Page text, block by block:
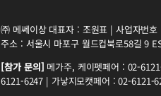
㈜ 메쎄이상 대표자 : 조원표 | 사업자번
주소 : 서울시 마포구 월드컵북로58길 9
[참가 문의] 메가주, 케이펫페어 : 02-
6121-6247 | 가낳지모캣페어 : 02-6121-